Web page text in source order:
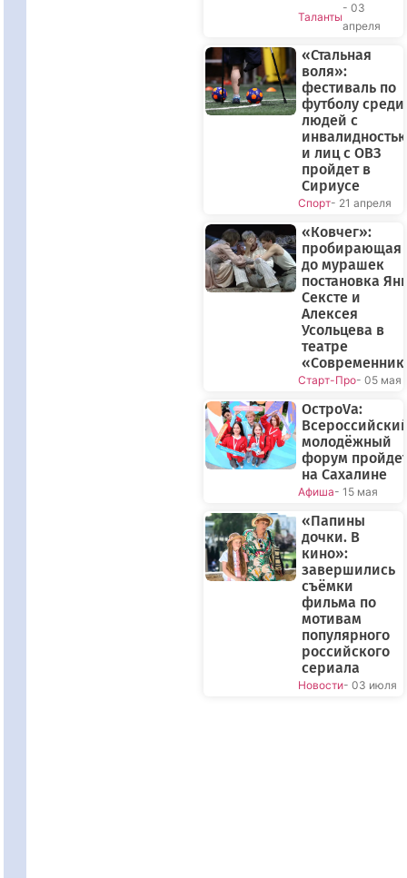
Таланты
- 03
апреля
«Стальная
воля»:
фестиваль по
футболу среди
людей с
и лиц с ОВЗ
пройдет в
Сириусе
Спорт- 21 апреля
«Ковчег»:
пробирающая
до мурашек
постановка
Сексте и
Алексея
Усольцева в
театре
Старт-Про- 05 мая
ОстроVа:
молодёжный
форум
на Сахалине
Афиша- 15 мая
«Папины
дочки. В
кино»:
завершились
съёмки
фильма по
мотивам
популярного
российского
сериала
Новости- 03 июля